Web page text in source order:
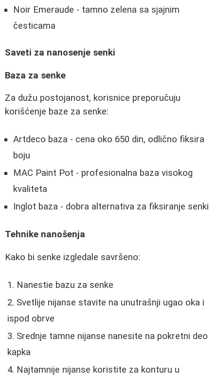
Noir Emeraude - tamno zelena sa sjajnim
česticama
Saveti za nanosenje senki
Baza za senke
Za dužu postojanost, korisnice preporučuju
korišćenje baze za senke:
Artdeco baza - cena oko 650 din, odlično fiksira
boju
MAC Paint Pot - profesionalna baza visokog
kvaliteta
Inglot baza - dobra alternativa za fiksiranje senki
Tehnike nanošenja
Kako bi senke izgledale savršeno:
Nanestie bazu za senke
Svetlije nijanse stavite na unutrašnji ugao oka i
ispod obrve
Srednje tamne nijanse nanesite na pokretni deo
kapka
Najtamnije nijanse koristite za konturu u